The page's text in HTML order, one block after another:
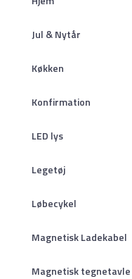
Jul & Nytår
Køkken
Konfirmation
LED lys
Legetøj
Løbecykel
Magnetisk Ladekabel
Magnetisk tegnetavle